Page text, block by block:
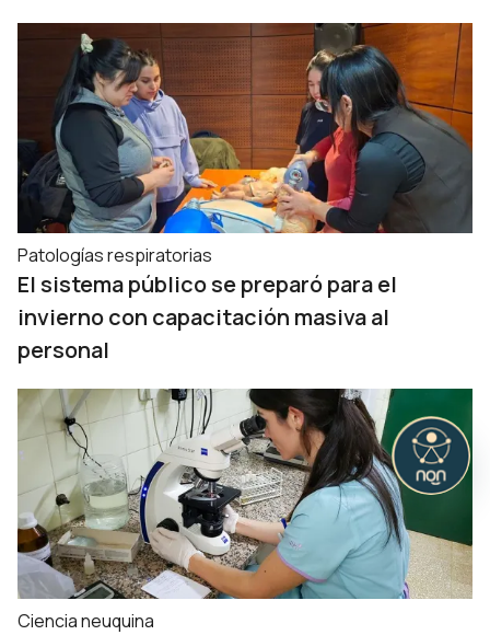
Patologías respiratorias
El sistema público se preparó para el
invierno con capacitación masiva al
personal
Ciencia neuquina